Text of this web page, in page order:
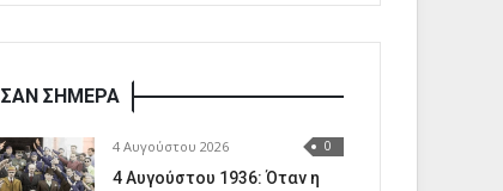
ΣΑΝ ΣΗΜΕΡΑ
4 Αυγούστου 2026 0
4 Αυγούστου 1936: Όταν η